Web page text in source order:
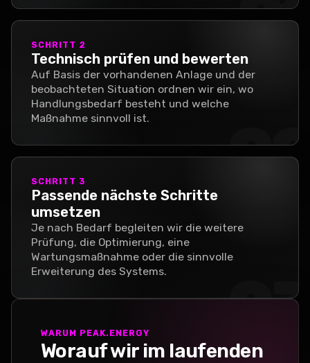
02
SCHRITT 2
Technisch prüfen und bewerten
Auf Basis der vorhandenen Anlage und der
beobachteten Situation ordnen wir ein, wo
Handlungsbedarf besteht und welche
Maßnahme sinnvoll ist.
03
SCHRITT 3
Passende nächste Schritte
umsetzen
Je nach Bedarf begleiten wir die weitere
Prüfung, die Optimierung, eine
Wartungsmaßnahme oder die sinnvolle
Erweiterung des Systems.
WARUM PEAK.ENERGY
Worauf wir im laufenden